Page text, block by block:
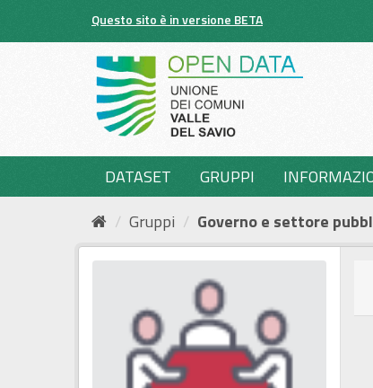
Questo sito è in versione BETA
DATASET GRUPPI
Gruppi
Governo e settore